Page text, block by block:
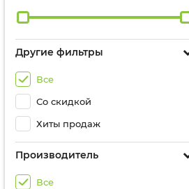
Другие фильтры
Все
Со скидкой
Хиты продаж
Производитель
Все